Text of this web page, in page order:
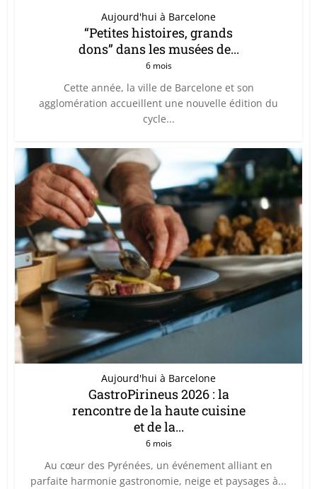
Aujourd'hui à Barcelone
“Petites histoires, grands
dons” dans les musées de...
6 mois
Cette année, la ville de Barcelone et son
agglomération accueillent une nouvelle édition du
cycle...
Aujourd'hui à Barcelone
GastroPirineus 2026 : la
rencontre de la haute cuisine
et de la...
6 mois
Au cœur des Pyrénées, un événement alliant en
parfaite harmonie gastronomie, neige et paysages à...